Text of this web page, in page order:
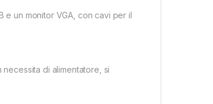
e un monitor VGA, con cavi per il
di alimentatore, si